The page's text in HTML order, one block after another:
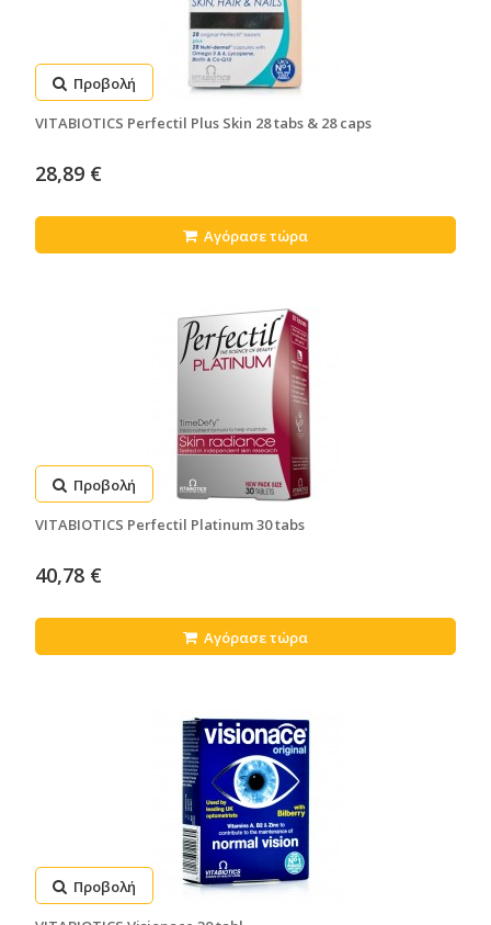
Προβολή
VITABIOTICS Perfectil Plus Skin 28 tabs & 28 caps
28,89 €
Αγόρασε τώρα
Προβολή
VITABIOTICS Perfectil Platinum 30 tabs
40,78 €
Αγόρασε τώρα
Προβολή